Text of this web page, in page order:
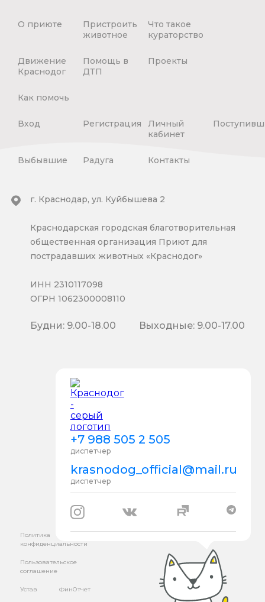
О приюте
Пристроить
животное
Что такое
кураторство
Движение
Краснодог
Помощь в
ДТП
Проекты
Как помочь
Вход Регистрация
Личный
кабинет
Выбывшие Радуга Контакты
+7 988 505 2 505
диспетчер
krasnodog_official@mail.ru
диспетчер
г. Краснодар, ул. Куйбышева 2
Краснодарская городская благотворительная
общественная организация Приют для
пострадавших животных «Краснодог»
ИНН 2310117098
ОГРН 1062300008110
Будни: 9.00-18.00 Выходные: 9.00-17.00
Политика
конфиденциальности
Пользовательское
соглашение
Устав ФинОтчет